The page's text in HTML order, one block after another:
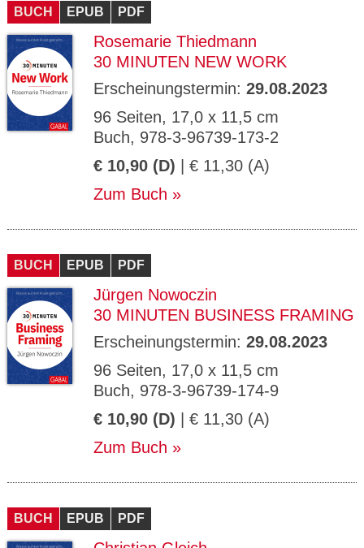
BUCH EPUB PDF
Rosemarie Thiedmann
30 MINUTEN NEW WORK
Erscheinungstermin: 29.08.2023
96 Seiten, 17,0 x 11,5 cm
Buch, 978-3-96739-173-2
€ 10,90 (D) | € 11,30 (A)
Zum Buch
BUCH EPUB PDF
Jürgen Nowoczin
30 MINUTEN BUSINESS FRAMING
Erscheinungstermin: 29.08.2023
96 Seiten, 17,0 x 11,5 cm
Buch, 978-3-96739-174-9
€ 10,90 (D) | € 11,30 (A)
Zum Buch
BUCH EPUB PDF